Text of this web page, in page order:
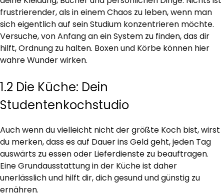
frustrierender, als in einem Chaos zu leben, wenn man
sich eigentlich auf sein Studium konzentrieren möchte.
Versuche, von Anfang an ein System zu finden, das dir
hilft, Ordnung zu halten. Boxen und Körbe können hier
wahre Wunder wirken.
1.2 Die Küche: Dein
Studentenkochstudio
Auch wenn du vielleicht nicht der größte Koch bist, wirst
du merken, dass es auf Dauer ins Geld geht, jeden Tag
auswärts zu essen oder Lieferdienste zu beauftragen.
Eine Grundausstattung in der Küche ist daher
unerlässlich und hilft dir, dich gesund und günstig zu
ernähren.